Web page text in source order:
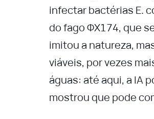
infectar bactérias E.
do fago ΦX174, que
imitou a natureza,
viáveis, por vezes
águas: até aqui, a IA
mostrou que pode